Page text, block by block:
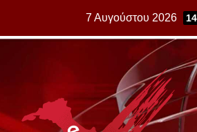
7 Αυγούστου 2026